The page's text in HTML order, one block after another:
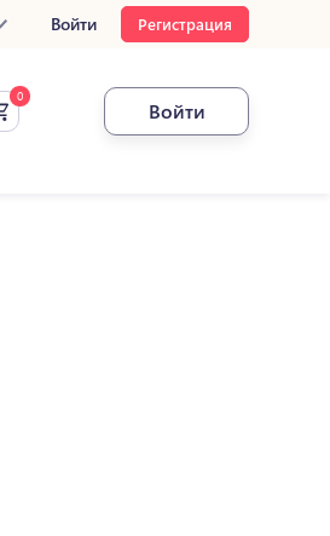
Войти Регистрация
Войти